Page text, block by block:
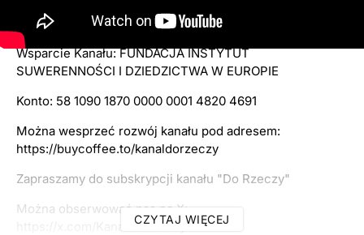
listopada 20:59
Wsparcie Kanału: FUNDACJA INSTYTUT
SUWERENNOŚCI I DZIEDZICTWA W EUROPIE
Konto: 58 1090 1870 0000 0001 4820 4691
Można wesprzeć rozwój kanału pod adresem:
https://buycoffee.to/kanaldorzeczy
Zapraszamy do subskrypcji kanału "Do Rzeczy"
Można obserwować nas na X:
https://x.com/KanalDoRzeczyCZYTAJ WIĘCEJ